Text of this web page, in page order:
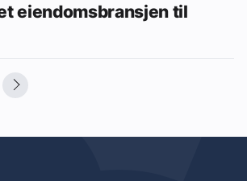
eiendomsbransjen til